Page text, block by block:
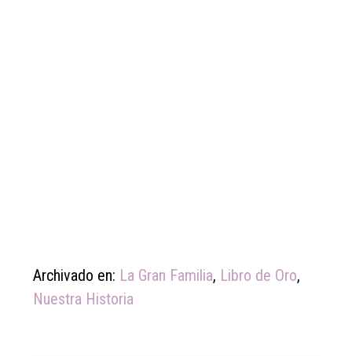
Archivado en: La Gran Familia, Libro de Oro,
Nuestra Historia